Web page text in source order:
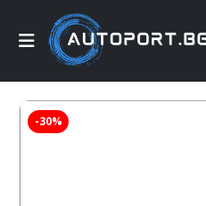
-30%